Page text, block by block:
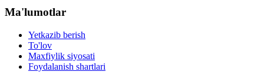
Ma'lumotlar
Yetkazib berish
To'lov
Maxfiylik siyosati
Foydalanish shartlari